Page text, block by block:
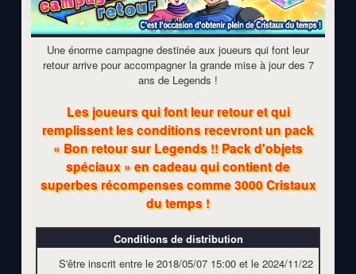
Une énorme campagne destinée aux joueurs qui font leur
retour arrive pour accompagner la grande mise à jour des 7
ans de Legends !
Les joueurs qui font leur retour et qui
remplissent les conditions recevront un pack
« Bon retour sur Legends !! Pack d'objets
spéciaux » en cadeau qui contient de
superbes récompenses comme 3000 Cristaux
du temps !
Conditions de distribution
S'être inscrit entre le 2018/05/07 15:00et le 2024/11/22